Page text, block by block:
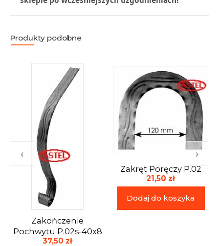
Produkty podobne
Zakończenie
Pochwytu P.02s-40x8
37,50 zł
Zakręt Poręczy P.02
21,50 zł
Dodaj do koszyka